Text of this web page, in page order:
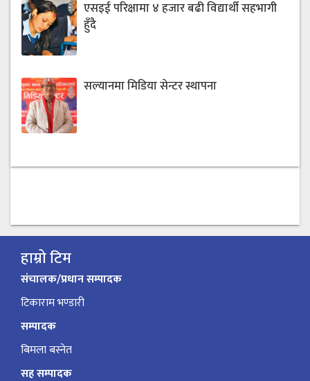
एसइई परिक्षामा ४ हजार बढी विद्यार्थी सहभागी
हुँदै
सल्यानमा मिडिया सेन्टर स्थापना
हाम्रो टिम
संचालक/प्रधान सम्पादक
टिकाराम भण्डारी
सम्पादक
बिमला बस्नेत
सह सम्पादक